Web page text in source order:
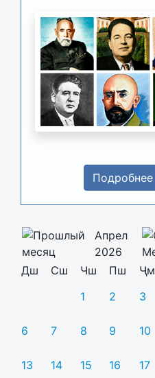
Подробнее
Апрел
2026
Дш
Сш Чш Пш Ҷм
1
2 3
6 7 8 9 10
13 14 15 16 17